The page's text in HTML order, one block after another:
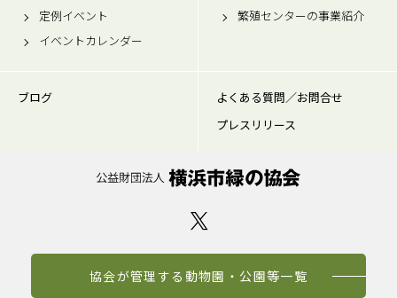
定例イベント
イベントカレンダー
繁殖センターの事業紹介
ブログ
よくある質問／お問合せ
プレスリリース
協会が管理する動物園・公園等一覧